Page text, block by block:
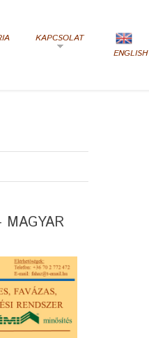
KAPCSOLAT
ENGLISH
MAGYAR